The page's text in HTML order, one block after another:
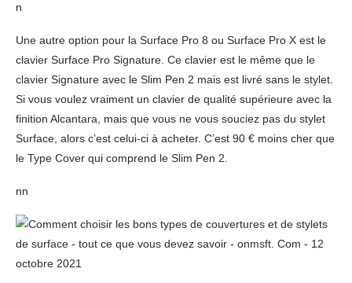
n
Une autre option pour la Surface Pro 8 ou Surface Pro X est le
clavier Surface Pro Signature. Ce clavier est le même que le
clavier Signature avec le Slim Pen 2 mais est livré sans le stylet.
Si vous voulez vraiment un clavier de qualité supérieure avec la
finition Alcantara, mais que vous ne vous souciez pas du stylet
Surface, alors c’est celui-ci à acheter. C’est 90 € moins cher que
le Type Cover qui comprend le Slim Pen 2.
nn